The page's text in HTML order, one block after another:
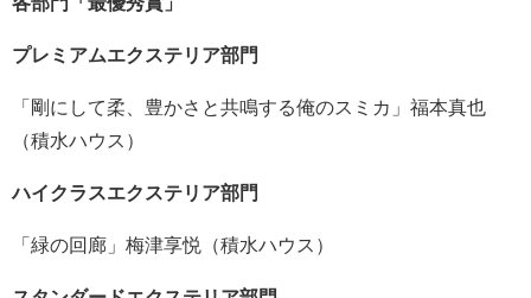
プレミアムエクステリア部門
「剛にして柔、豊かさと共鳴する俺のスミカ」福本真也
（積水ハウス）
ハイクラスエクステリア部門
「緑の回廊」梅津享悦（積水ハウス）